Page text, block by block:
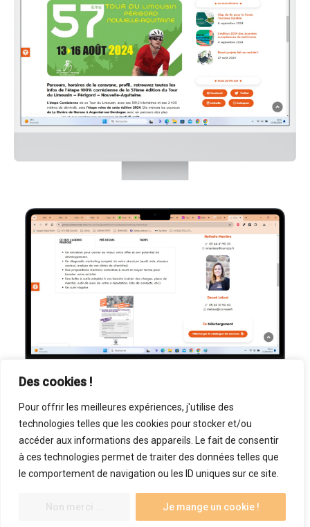
Des cookies !
Pour offrir les meilleures expériences, j'utilise des
technologies telles que les cookies pour stocker et/ou
accéder aux informations des appareils. Le fait de consentir
à ces technologies permet de traiter des données telles que
le comportement de navigation ou les ID uniques sur ce site.
Je mange un cookie !
CHÂTEAU DE VENTADOUR